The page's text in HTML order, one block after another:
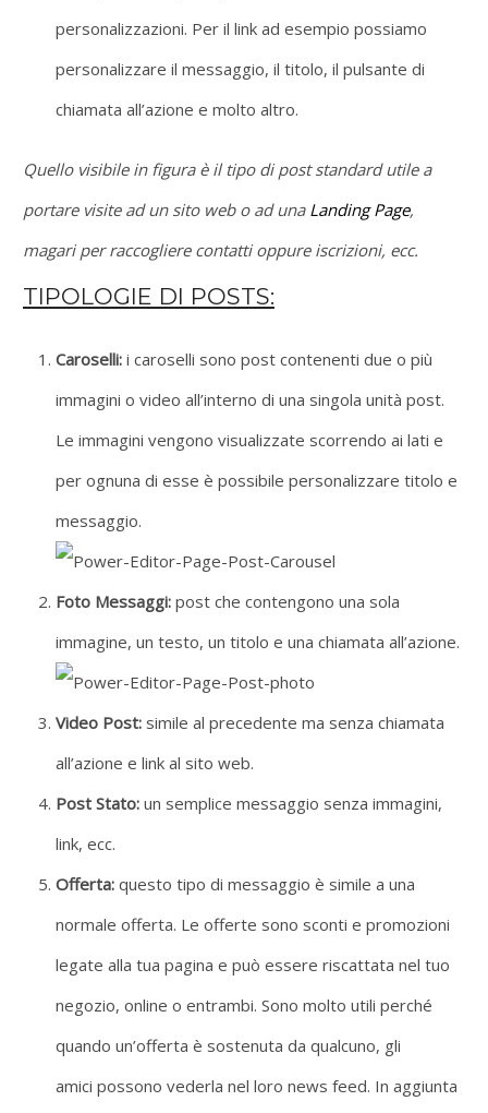
personalizzazioni. Per il link ad esempio possiamo
personalizzare il messaggio, il titolo, il pulsante di
chiamata all’azione e molto altro.
Quello visibile in figura è il tipo di post standard utile a
portare visite ad un sito web o ad una Landing Page,
magari per raccogliere contatti oppure iscrizioni, ecc.
TIPOLOGIE DI POSTS:
Caroselli:i caroselli sono post contenenti due o più
immagini o video all’interno di una singola unità post.
Le immagini vengono visualizzate scorrendo ai lati e
per ognuna di esse è possibile personalizzare titolo e
messaggio.
Foto Messaggi:post che contengono una sola
immagine, un testo, un titolo e una chiamata all’azione.
Video Post:simile al precedente ma senza chiamata
all’azione e link al sito web.
Post Stato:un semplice messaggio senza immagini,
link, ecc.
Offerta:questo tipo di messaggio è simile a una
normale offerta. Le offerte sono sconti e promozioni
legate alla tua pagina e può essere riscattata nel tuo
negozio, online o entrambi. Sono molto utili perché
quando un’offerta è sostenuta da qualcuno, gli
amici possono vederla nel loro news feed. In aggiunta